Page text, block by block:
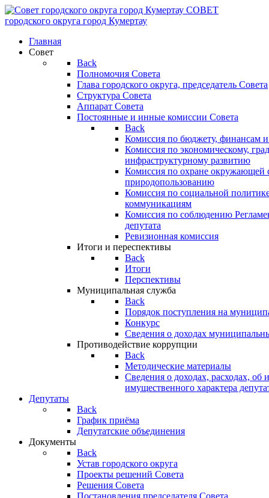
СОВЕТ
городского округа город Кумертау
Главная
Совет
Back
Полномочия Совета
Глава городского округа, председатель Совета
Структура Совета
Аппарат Совета
Постоянные и инные комиссии Совета
Back
Комиссия по бюджету, финансам и
Комиссия по экономическому,
инфраструктурному развитию
Комиссия по охране окружающей
природопользованию
Комиссия по социальной
коммуникациям
Комиссия по соблюдению
депутата
Ревизионная комиссия
Итоги и переспективы
Back
Итоги
Перспективы
Муниципальная служба
Back
Порядок поступления на
Конкурс
Сведения о доходах
Противодействие коррупции
Back
Методические материалы
Сведения о доходах, расходах, об
имущественного характера
Депутаты
Back
График приёма
Депутатские объединения
Документы
Back
Устав городского округа
Проекты решений Совета
Решения Совета
Постановления председателя Совета